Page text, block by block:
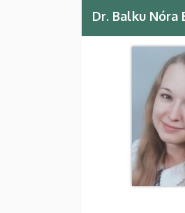
Dr. Balku Nóra